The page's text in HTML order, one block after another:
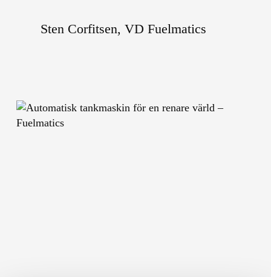
Sten Corfitsen, VD Fuelmatics
Play
Video